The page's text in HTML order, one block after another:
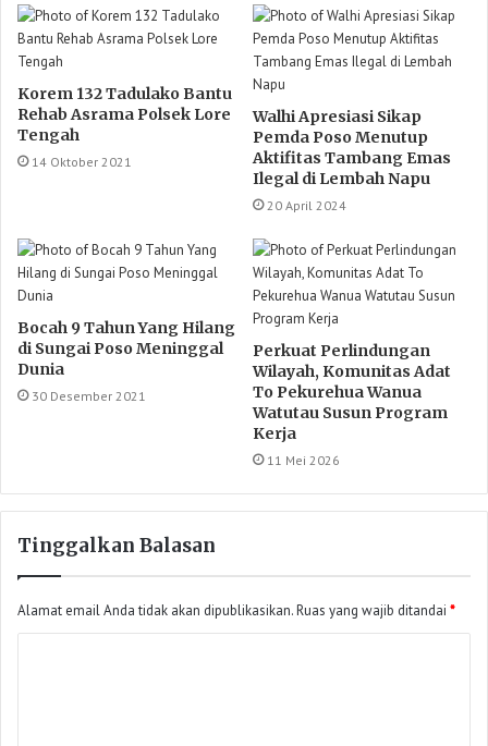
Korem 132 Tadulako Bantu
Rehab Asrama Polsek Lore
Tengah
14 Oktober 2021
Walhi Apresiasi Sikap
Pemda Poso Menutup
Aktifitas Tambang Emas
Ilegal di Lembah Napu
20 April 2024
Bocah 9 Tahun Yang Hilang
di Sungai Poso Meninggal
Dunia
30 Desember 2021
Perkuat Perlindungan
Wilayah, Komunitas Adat
To Pekurehua Wanua
Watutau Susun Program
Kerja
11 Mei 2026
Tinggalkan Balasan
Alamat email Anda tidak akan dipublikasikan.Ruas yang wajib ditandai *